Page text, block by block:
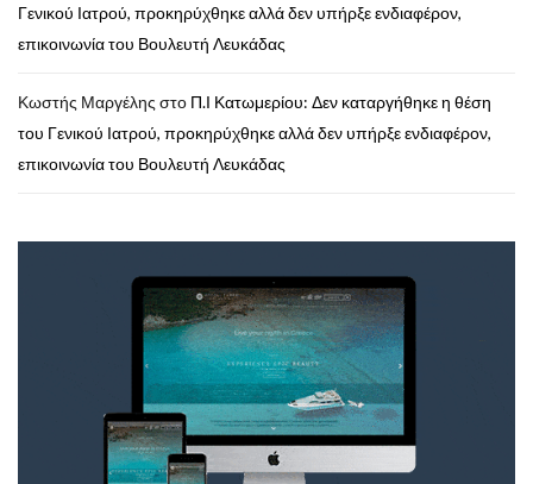
Γενικού Ιατρού, προκηρύχθηκε αλλά δεν υπήρξε ενδιαφέρον,
επικοινωνία του Βουλευτή Λευκάδας
Κωστής Μαργέλης στο Π.Ι Κατωμερίου: Δεν καταργήθηκε η θέση
του Γενικού Ιατρού, προκηρύχθηκε αλλά δεν υπήρξε ενδιαφέρον,
επικοινωνία του Βουλευτή Λευκάδας